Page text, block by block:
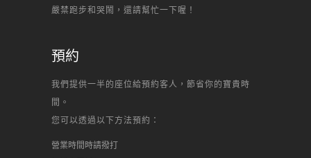
嚴禁跑步和哭鬧，還請幫忙一下喔！
預約
我們提供一半的座位給預約客人，節省你的寶貴時
間。
您可以透過以下方法預約：
營業時間時請撥打